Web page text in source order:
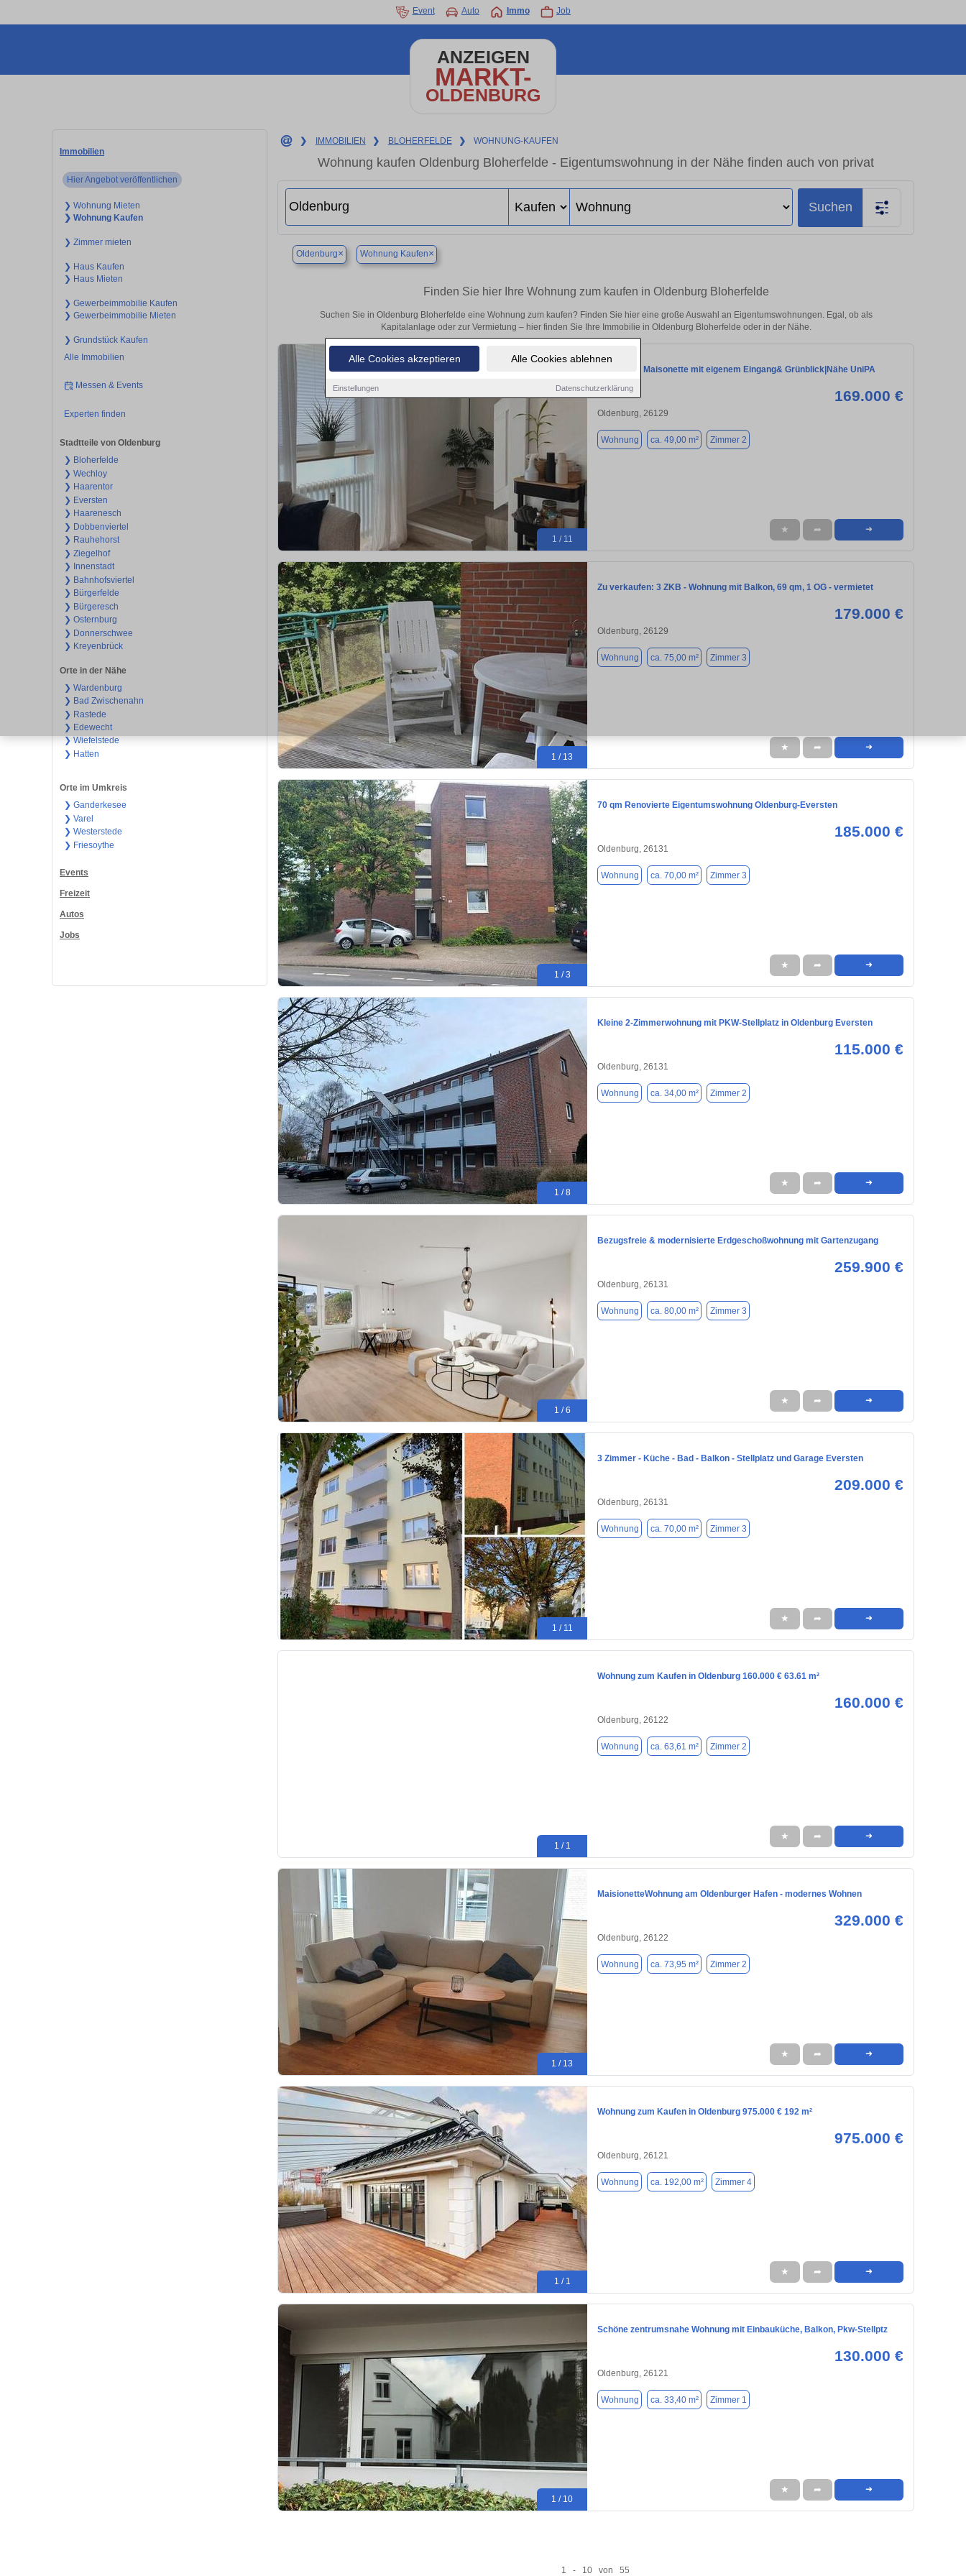
Alle Cookies akzeptieren Alle Cookies ablehnen
Einstellungen Datenschutzerklärung
Event Auto Immo Job
ANZEIGEN
MARKT-
OLDENBURG
Immobilien
Hier Angebot veröffentlichen
❯ Wohnung Mieten
❯ Wohnung Kaufen
❯ Zimmer mieten
❯ Haus Kaufen
❯ Haus Mieten
❯ Gewerbeimmobilie Kaufen
❯ Gewerbeimmobilie Mieten
❯ Grundstück Kaufen
Alle Immobilien
Messen & Events
Experten finden
Stadtteile von Oldenburg
❯ Bloherfelde
❯ Wechloy
❯ Haarentor
❯ Eversten
❯ Haarenesch
❯ Dobbenviertel
❯ Rauhehorst
❯ Ziegelhof
❯ Innenstadt
❯ Bahnhofsviertel
❯ Bürgerfelde
❯ Bürgeresch
❯ Osternburg
❯ Donnerschwee
❯ Kreyenbrück
Orte in der Nähe
❯ Wardenburg
❯ Bad Zwischenahn
❯ Rastede
❯ Edewecht
❯ Wiefelstede
❯ Hatten
Orte im Umkreis
❯ Ganderkesee
❯ Varel
❯ Westerstede
❯ Friesoythe
Events
Freizeit
Autos
Jobs
❯ IMMOBILIEN ❯ BLOHERFELDE ❯ WOHNUNG-KAUFEN
Wohnung kaufen Oldenburg Bloherfelde - Eigentumswohnung in der Nähe finden auch von privat
Suchen
Oldenburg× Wohnung Kaufen×
Finden Sie hier Ihre Wohnung zum kaufen in Oldenburg Bloherfelde
Suchen Sie in Oldenburg Bloherfelde eine Wohnung zum kaufen? Finden Sie hier eine große Auswahl an Eigentumswohnungen. Egal, ob als
Kapitalanlage oder zur Vermietung – hier finden Sie Ihre Immobilie in Oldenburg Bloherfelde oder in der Nähe.
1 / 11
Von Privat| Maisonette mit eigenem Eingang& Grünblick|Nähe UniPA
169.000 €
Oldenburg, 26129
Wohnung ca. 49,00 m² Zimmer 2
★ ➦ ➜
1 / 13
Zu verkaufen: 3 ZKB - Wohnung mit Balkon, 69 qm, 1 OG - vermietet
179.000 €
Oldenburg, 26129
Wohnung ca. 75,00 m² Zimmer 3
★ ➦ ➜
1 / 3
70 qm Renovierte Eigentumswohnung Oldenburg-Eversten
185.000 €
Oldenburg, 26131
Wohnung ca. 70,00 m² Zimmer 3
★ ➦ ➜
1 / 8
Kleine 2-Zimmerwohnung mit PKW-Stellplatz in Oldenburg Eversten
115.000 €
Oldenburg, 26131
Wohnung ca. 34,00 m² Zimmer 2
★ ➦ ➜
1 / 6
Bezugsfreie & modernisierte Erdgeschoßwohnung mit Gartenzugang
259.900 €
Oldenburg, 26131
Wohnung ca. 80,00 m² Zimmer 3
★ ➦ ➜
1 / 11
3 Zimmer - Küche - Bad - Balkon - Stellplatz und Garage Eversten
209.000 €
Oldenburg, 26131
Wohnung ca. 70,00 m² Zimmer 3
★ ➦ ➜
1 / 1
Wohnung zum Kaufen in Oldenburg 160.000 € 63.61 m²
160.000 €
Oldenburg, 26122
Wohnung ca. 63,61 m² Zimmer 2
★ ➦ ➜
1 / 13
MaisionetteWohnung am Oldenburger Hafen - modernes Wohnen
329.000 €
Oldenburg, 26122
Wohnung ca. 73,95 m² Zimmer 2
★ ➦ ➜
1 / 1
Wohnung zum Kaufen in Oldenburg 975.000 € 192 m²
975.000 €
Oldenburg, 26121
Wohnung ca. 192,00 m² Zimmer 4
★ ➦ ➜
1 / 10
Schöne zentrumsnahe Wohnung mit Einbauküche, Balkon, Pkw-Stellptz
130.000 €
Oldenburg, 26121
Wohnung ca. 33,40 m² Zimmer 1
★ ➦ ➜
1 - 10 von 55